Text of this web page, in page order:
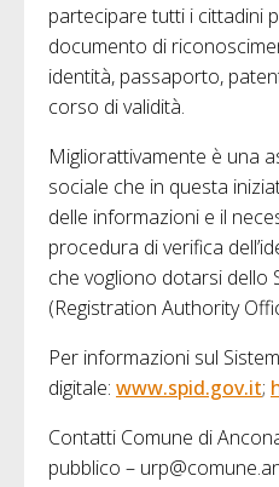
partecipare tutti i cittadini
documento di
identità, passaporto,
corso di validità.
Migliorattivamente è una
sociale che in questa
delle informazioni e il
procedura di verifica
che vogliono dotarsi dello
(Registration Authority
Per informazioni sul
digitale: www.spid.gov.it;
Contatti Comune di
pubblico –